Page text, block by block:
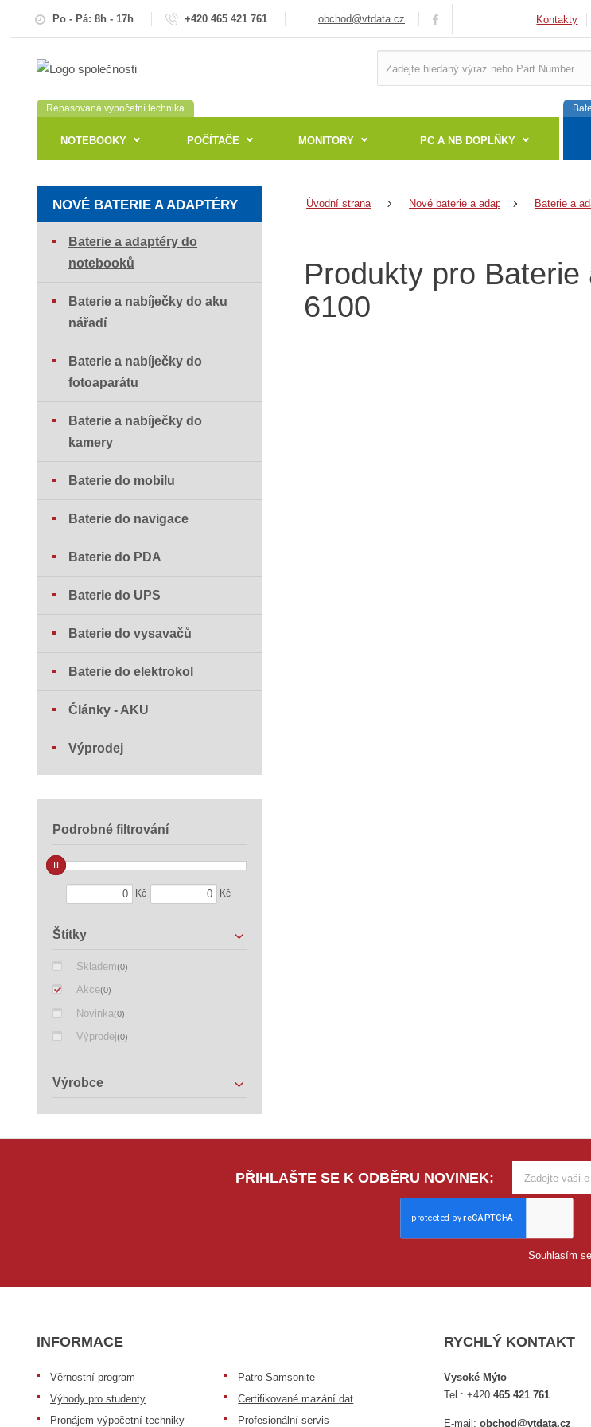
Po - Pá: 8h - 17h +420 465 421 761 obchod@vtdata.cz Kontakty
Repasovaná výpočetní technika
NOTEBOOKY POČÍTAČE MONITORY PC A NB DOPLŇKY
Úvodní strana Nové baterie a adaptéry Baterie a
Produkty pro
6100
NOVÉ BATERIE A ADAPTÉRY
Baterie a adaptéry do
notebooků
Baterie a nabíječky do aku
nářadí
Baterie a nabíječky do
fotoaparátu
Baterie a nabíječky do
kamery
Baterie do mobilu
Baterie do navigace
Baterie do PDA
Baterie do UPS
Baterie do vysavačů
Baterie do elektrokol
Články - AKU
Výprodej
Podrobné filtrování
Kč Kč
Štítky
Skladem(0)
Akce(0)
Novinka(0)
Výprodej(0)
Výrobce
PŘIHLAŠTE SE K ODBĚRU NOVINEK:
Souhlasím se
INFORMACE
Věrnostní program
Výhody pro studenty
Pronájem výpočetní techniky
Patro Samsonite
Certifikované mazání dat
Profesionální servis
RYCHLÝ KONTAKT
Vysoké Mýto
Tel.:+420465 421 761
E-mail:obchod@vtdata.cz